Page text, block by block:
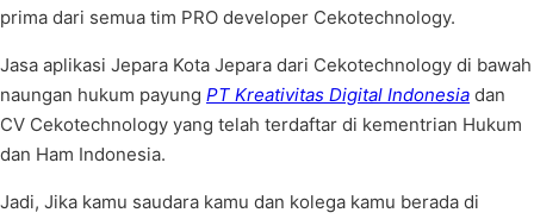
prima dari semua tim PRO developer Cekotechnology.
Jasa aplikasi Jepara Kota Jepara dari Cekotechnology di bawah
naungan hukum payung PT Kreativitas Digital Indonesia dan
CV Cekotechnology yang telah terdaftar di kementrian Hukum
dan Ham Indonesia.
Jadi, Jika kamu saudara kamu dan kolega kamu berada di